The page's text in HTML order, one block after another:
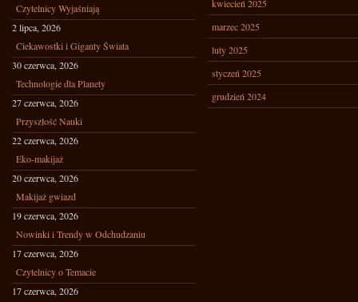
Czytelnicy Wyjaśniają
2 lipca, 2026
Ciekawostki i Giganty Świata
30 czerwca, 2026
Technologie dla Planety
27 czerwca, 2026
Przyszłość Nauki
22 czerwca, 2026
Eko-makijaż
20 czerwca, 2026
Makijaż gwiazd
19 czerwca, 2026
Nowinki i Trendy w Odchudzaniu
17 czerwca, 2026
Czytelnicy o Temacie
17 czerwca, 2026
kwiecień 2025
marzec 2025
luty 2025
styczeń 2025
grudzień 2024